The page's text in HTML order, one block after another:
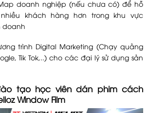
doanh nghiệp (nếu chưa có) để hỗ
khách hàng hơn trong khu vực
doanh
trình Digital Marketing (Chạy quảng
Tik Tok,..) cho các đại lý sử dụng sản
tạo học viên dán phim cách
Window Film